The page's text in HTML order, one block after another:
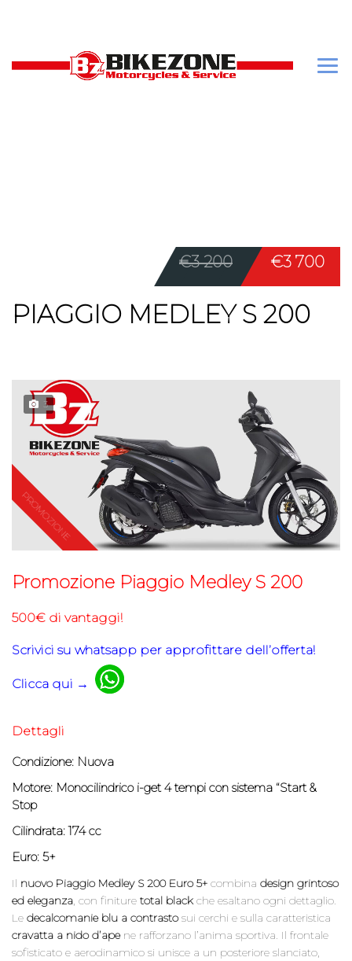
€3 200 €3 700
PIAGGIO MEDLEY S 200
3
Promozione Piaggio Medley S 200
500€ di vantaggi!
Scrivici su whatsapp per approfittare dell’offerta!
Clicca qui →
Dettagli
Condizione: Nuova
Motore: Monocilindrico i-get 4 tempi con sistema “Start &
Stop
Cilindrata: 174 cc
Euro: 5+
Il nuovo Piaggio Medley S 200 Euro 5+ combina design grintoso
ed eleganza, con finiture total blackche esaltano ogni dettaglio.
Le decalcomanie blu a contrastosui cerchi e sulla caratteristica
cravatta a nido d’apene rafforzano l’anima sportiva. Il frontale
sofisticato e aerodinamico si unisce a un posteriore slanciato,